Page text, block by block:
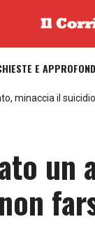
E
minaccia il
un